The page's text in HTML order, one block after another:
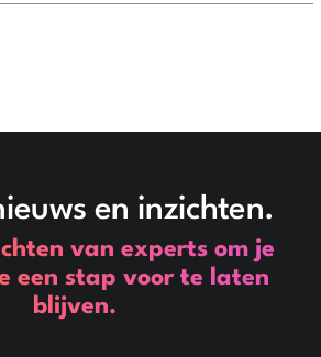
en inzichten.
van experts om je
een stap voor te laten
blijven.